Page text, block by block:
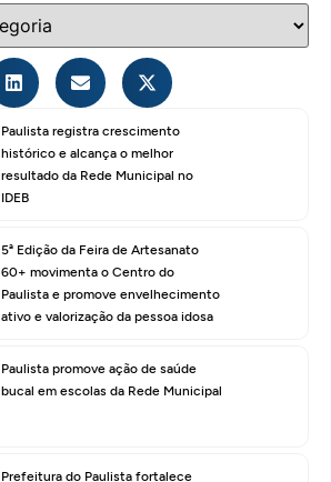
Paulista registra crescimento
histórico e alcança o melhor
resultado da Rede Municipal no
IDEB
5ª Edição da Feira de Artesanato
60+ movimenta o Centro do
Paulista e promove envelhecimento
ativo e valorização da pessoa idosa
Paulista promove ação de saúde
bucal em escolas da Rede Municipal
Prefeitura do Paulista fortalece